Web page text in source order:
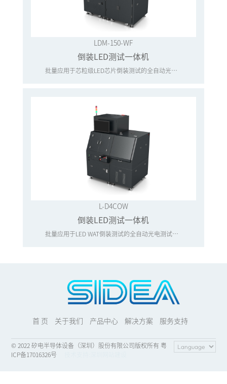
LDM-150-WF
倒装LED测试一体机
批量应用于芯粒级LED芯片倒装测试的全自动光电测试一体机
L-D4COW
倒装LED测试一体机
批量应用于LED WAT倒装测试的全自动光电测试一体机
首 页 关于我们 产品中心 解决方案 服务支持
© 2022 矽电半导体设备（深圳）股份有限公司版权所有 粤
ICP备17016326号